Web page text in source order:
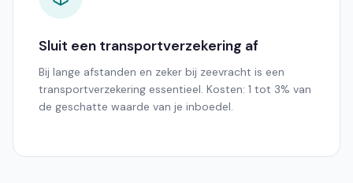
Sluit een transportverzekering af
Bij lange afstanden en zeker bij zeevracht is een
transportverzekering essentieel. Kosten: 1 tot 3% van
de geschatte waarde van je inboedel.